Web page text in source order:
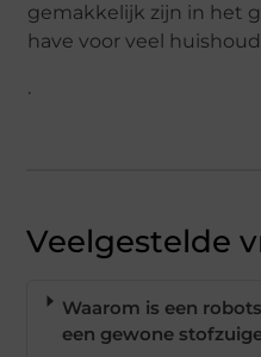
gemakkelijk zijn in het
have voor veel
.
Veelgestelde
Waarom is een
een gewone